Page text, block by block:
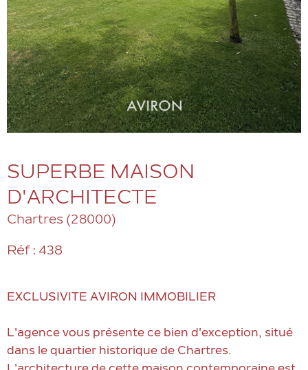
SUPERBE MAISON
D'ARCHITECTE
Chartres (28000)
Réf : 438
EXCLUSIVITE AVIRON IMMOBILIER
L'agence vous présente ce bien d'exception, situé
dans le quartier historique de Chartres.